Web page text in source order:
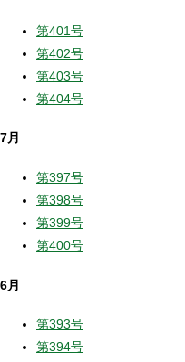
第401号
第402号
第403号
第404号
7月
第397号
第398号
第399号
第400号
6月
第393号
第394号